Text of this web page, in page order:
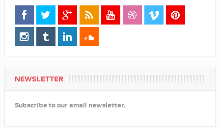
NEWSLETTER
Subscribe to our email newsletter.